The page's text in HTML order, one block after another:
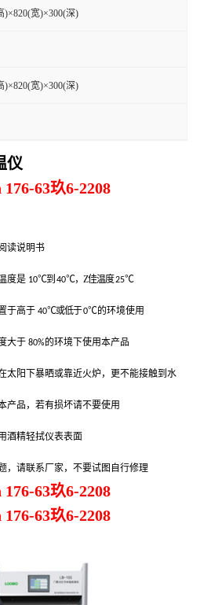
)×820(宽)×300(深)
)×820(宽)×300(深)
仪
63玖6-2208
读说明书
度是 10℃到 40℃， Z佳温度25℃
于高于 40℃或低于0℃的环境使用
大于 80%的环境下使用本产品
太阳下暴晒或靠近火炉，更不能接触到水
产品，若有损坏请不要使用
酒精轻拭仪表表面
，请联系厂家，不要试图自行修理
63玖6-2208
63玖6-2208